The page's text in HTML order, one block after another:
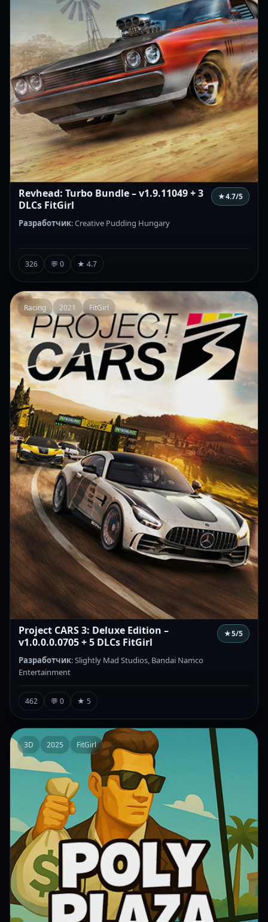
Revhead: Turbo Bundle – v1.9.11049 + 3
DLCs FitGirl
★4.7/5
Разработчик: Creative Pudding Hungary
326 💬 0 ★ 4.7
Racing 2021 FitGirl
Project CARS 3: Deluxe Edition –
v1.0.0.0.0705 + 5 DLCs FitGirl
★5/5
Разработчик: Slightly Mad Studios, Bandai Namco
Entertainment
462 💬 0 ★ 5
3D 2025 FitGirl